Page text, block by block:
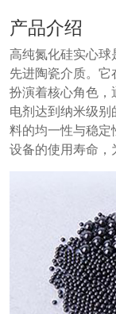
产品介绍
高纯氮化硅实心
先进陶瓷介质。
扮演着核心角色
电剂达到纳米级
料的均一性与稳
设备的使用寿命，